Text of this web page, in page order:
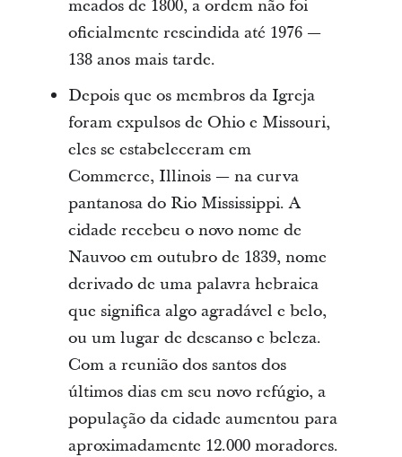
meados de 1800, a ordem não foi
oficialmente rescindida até 1976 —
138 anos mais tarde.
Depois que os membros da Igreja
foram expulsos de Ohio e Missouri,
eles se estabeleceram em
Commerce, Illinois — na curva
pantanosa do Rio Mississippi. A
cidade recebeu o novo nome de
Nauvoo em outubro de 1839, nome
derivado de uma palavra hebraica
que significa algo agradável e belo,
ou um lugar de descanso e beleza.
Com a reunião dos santos dos
últimos dias em seu novo refúgio, a
população da cidade aumentou para
aproximadamente 12.000 moradores.